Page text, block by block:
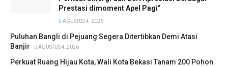
Prestasi dimoment Apel Pagi”
AGUSTUS 4, 2026
Puluhan Bangli di Pejuang Segera Ditertibkan Demi Atasi
Banjir
AGUSTUS 4, 2026
Perkuat Ruang Hijau Kota, Wali Kota Bekasi Tanam 200 Pohon